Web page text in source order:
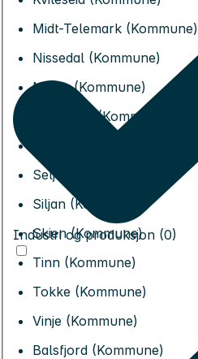
Midt-Telemark (Kommune)
Nissedal (Kommune)
Nome (Kommune)
Notodden (Kommune)
Seljord (Kommune)
Siljan (Kommune)
Skien (Kommune)
Tinn (Kommune)
Tokke (Kommune)
Vinje (Kommune)
Balsfjord (Kommune)
Industri og produksjon (0)